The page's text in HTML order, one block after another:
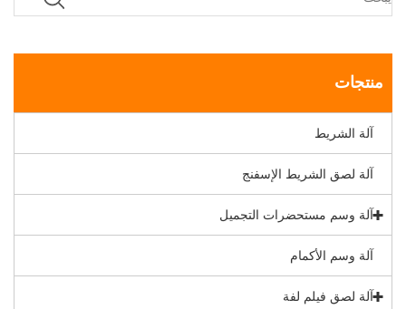
منتجات
آلة الشريط
آلة لصق الشريط الإسفنج
آلة وسم مستحضرات التجميل
آلة وسم الأكمام
آلة لصق فيلم لفة